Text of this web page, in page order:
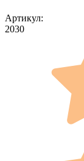
Артикул:
2030